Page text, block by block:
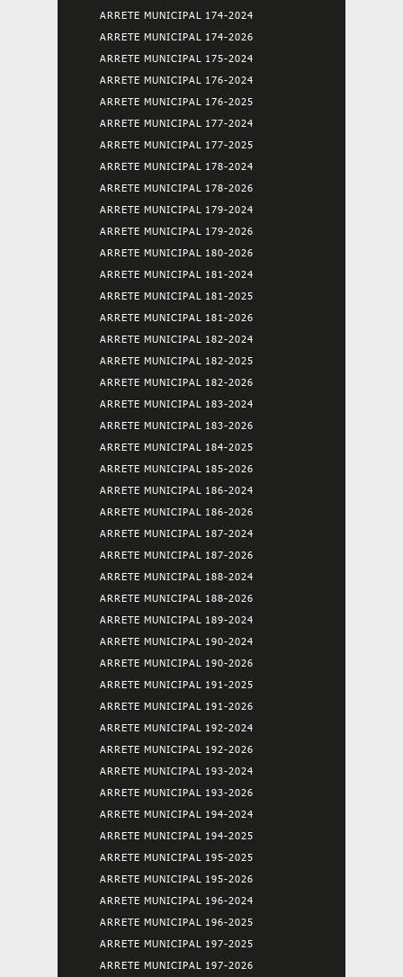
ARRETE MUNICIPAL 174-2024
ARRETE MUNICIPAL 174-2026
ARRETE MUNICIPAL 175-2024
ARRETE MUNICIPAL 176-2024
ARRETE MUNICIPAL 176-2025
ARRETE MUNICIPAL 177-2024
ARRETE MUNICIPAL 177-2025
ARRETE MUNICIPAL 178-2024
ARRETE MUNICIPAL 178-2026
ARRETE MUNICIPAL 179-2024
ARRETE MUNICIPAL 179-2026
ARRETE MUNICIPAL 180-2026
ARRETE MUNICIPAL 181-2024
ARRETE MUNICIPAL 181-2025
ARRETE MUNICIPAL 181-2026
ARRETE MUNICIPAL 182-2024
ARRETE MUNICIPAL 182-2025
ARRETE MUNICIPAL 182-2026
ARRETE MUNICIPAL 183-2024
ARRETE MUNICIPAL 183-2026
ARRETE MUNICIPAL 184-2025
ARRETE MUNICIPAL 185-2026
ARRETE MUNICIPAL 186-2024
ARRETE MUNICIPAL 186-2026
ARRETE MUNICIPAL 187-2024
ARRETE MUNICIPAL 187-2026
ARRETE MUNICIPAL 188-2024
ARRETE MUNICIPAL 188-2026
ARRETE MUNICIPAL 189-2024
ARRETE MUNICIPAL 190-2024
ARRETE MUNICIPAL 190-2026
ARRETE MUNICIPAL 191-2025
ARRETE MUNICIPAL 191-2026
ARRETE MUNICIPAL 192-2024
ARRETE MUNICIPAL 192-2026
ARRETE MUNICIPAL 193-2024
ARRETE MUNICIPAL 193-2026
ARRETE MUNICIPAL 194-2024
ARRETE MUNICIPAL 194-2025
ARRETE MUNICIPAL 195-2025
ARRETE MUNICIPAL 195-2026
ARRETE MUNICIPAL 196-2024
ARRETE MUNICIPAL 196-2025
ARRETE MUNICIPAL 197-2025
ARRETE MUNICIPAL 197-2026